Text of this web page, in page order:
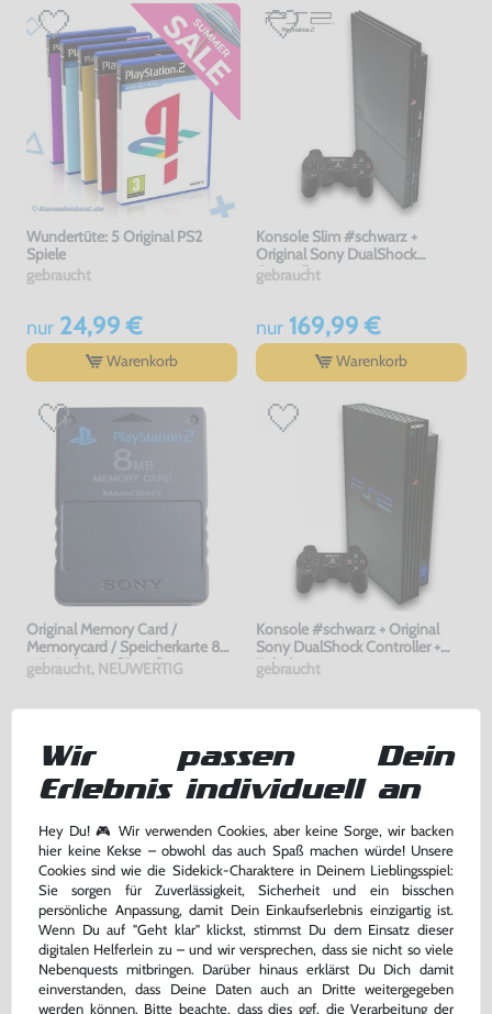
Wundertüte: 5 Original PS2
Spiele
gebraucht
nur24,99 €
Warenkorb
Konsole Slim #schwarz +
Original Sony DualShock
Controller
gebraucht
nur169,99 €
Warenkorb
Original Memory Card /
Memorycard / Speicherkarte 8
MB #schwarz [Sony]
gebraucht, NEUWERTIG
22,99 €
Konsole #schwarz + Original
Sony DualShock Controller +
Zubehör
gebraucht
179,99 €
Warenkorb
DAS HABEN ANDERE DAZU
GEKAUFT
-50%
Wir passen Dein
Erlebnis individuell an
Hey Du! 🎮 Wir verwenden Cookies, aber keine Sorge, wir backen
hier keine Kekse – obwohl das auch Spaß machen würde! Unsere
Cookies sind wie die Sidekick-Charaktere in Deinem Lieblingsspiel:
Sie sorgen für Zuverlässigkeit, Sicherheit und ein bisschen
persönliche Anpassung, damit Dein Einkaufserlebnis einzigartig ist.
Wenn Du auf "Geht klar" klickst, stimmst Du dem Einsatz dieser
digitalen Helferlein zu – und wir versprechen, dass sie nicht so viele
Nebenquests mitbringen. Darüber hinaus erklärst Du Dich damit
einverstanden, dass Deine Daten auch an Dritte weitergegeben
werden können. Bitte beachte, dass dies ggf. die Verarbeitung der